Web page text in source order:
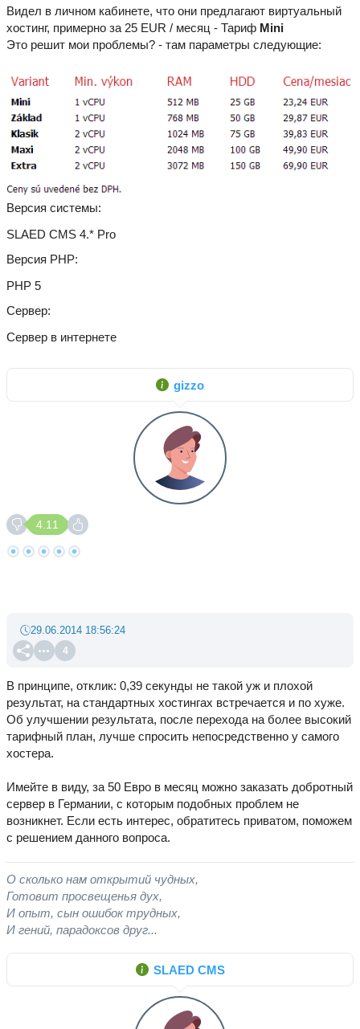
Видел в личном кабинете, что они предлагают виртуальный
хостинг, примерно за 25 EUR / месяц - Тариф Mini
Это решит мои проблемы? - там параметры следующие:
Версия системы
SLAED CMS 4.* Pro
Версия PHP
PHP 5
Сервер
Сервер в интернете
gizzo
4.11
4
29.06.2014 18:56:24
В принципе, отклик: 0,39 секунды не такой уж и плохой
результат, на стандартных хостингах встречается и по хуже.
Об улучшении результата, после перехода на более высокий
тарифный план, лучше спросить непосредственно у самого
хостера.
Имейте в виду, за 50 Евро в месяц можно заказать добротный
сервер в Германии, с которым подобных проблем не
возникнет. Если есть интерес, обратитесь приватом, поможем
с решением данного вопроса.
О сколько нам открытий чудных,
Готовит просвещенья дух,
И опыт, сын ошибок трудных,
И гений, парадоксов друг...
SLAED CMS